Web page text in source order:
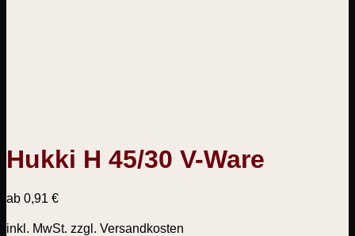
Hukki H 45/30 V-Ware
ab 0,91 €
inkl. MwSt. zzgl. Versandkosten